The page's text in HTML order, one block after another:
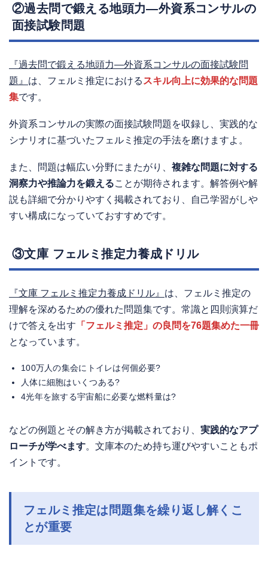
②過去問で鍛える地頭力―外資系コンサルの
面接試験問題
『過去問で鍛える地頭力―外資系コンサルの面接試験問
題』 は、フェルミ推定における スキル向上に効果的な問題
集です。
外資系コンサルの実際の面接試験問題を収録し、実践的な
シナリオに基づいたフェルミ推定の手法を磨けますよ。
また、問題は幅広い分野にまたがり、 複雑な問題に対する
洞察力や推論力を鍛えることが期待されます。解答例や解
説も詳細で分かりやすく掲載されており、自己学習がしや
すい構成になっていておすすめです。
③文庫 フェルミ推定力養成ドリル
『文庫 フェルミ推定力養成ドリル』 は、フェルミ推定の
理解を深めるための優れた問題集です。常識と四則演算だ
けで答えを出す 「フェルミ推定」の良問を76題集めた一冊
となっています。
100万人の集会にトイレは何個必要?
人体に細胞はいくつある?
4光年を旅する宇宙船に必要な燃料量は?
などの例題とその解き方が掲載されており、 実践的なアプ
ローチが学べます。文庫本のため持ち運びやすいこともポ
イントです。
フェルミ推定は問題集を繰り返し解くこ
とが重要